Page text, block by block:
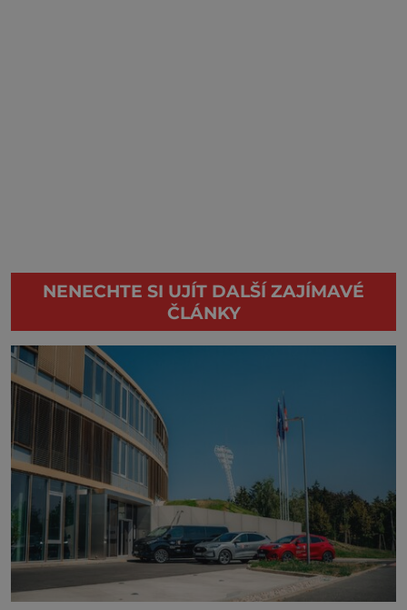
NENECHTE SI UJÍT DALŠÍ ZAJÍMAVÉ
ČLÁNKY